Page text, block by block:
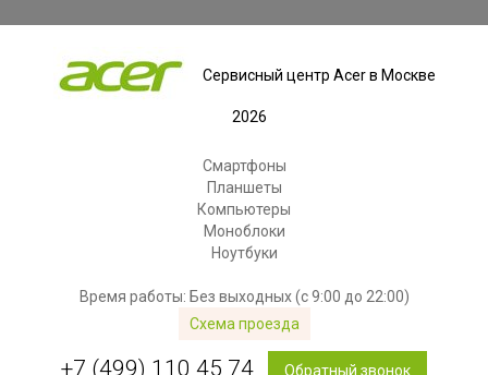
Сервисный центр Acer в Москве
2026
Смартфоны
Планшеты
Компьютеры
Моноблоки
Ноутбуки
Время работы: Без выходных (с 9:00 до 22:00)
Схема проезда
+7 (499) 110 45 74 Обратный звонок